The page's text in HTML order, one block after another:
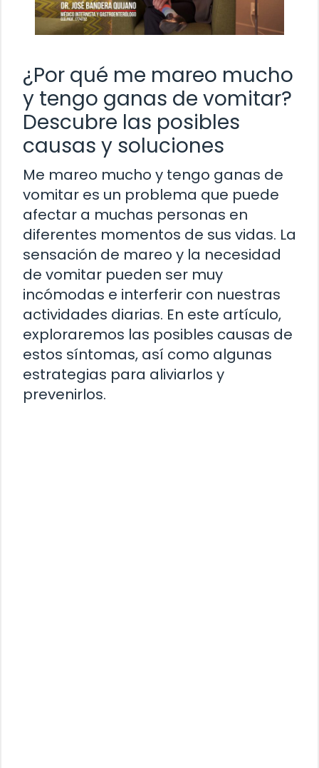
¿Por qué me mareo mucho
y tengo ganas de vomitar?
Descubre las posibles
causas y soluciones
Me mareo mucho y tengo ganas de
vomitar es un problema que puede
afectar a muchas personas en
diferentes momentos de sus vidas. La
sensación de mareo y la necesidad
de vomitar pueden ser muy
incómodas e interferir con nuestras
actividades diarias. En este artículo,
exploraremos las posibles causas de
estos síntomas, así como algunas
estrategias para aliviarlos y
prevenirlos.